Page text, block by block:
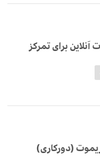
برای تمرکز
(دورکاری)